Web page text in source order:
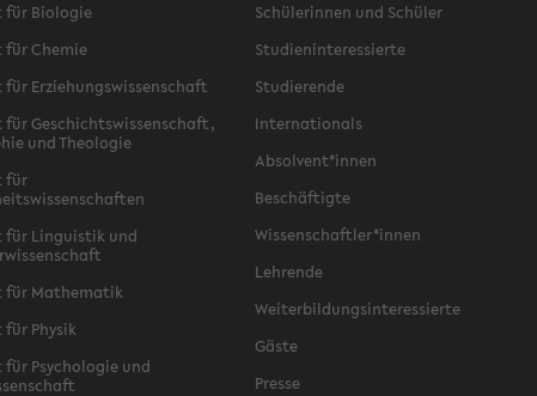
für Biologie
Chemie
Erziehungswissenschaft
Geschichtswissenschaft,
und Theologie
für
für Linguistik und
für Mathematik
Physik
Psychologie und
Schülerinnen und Schüler
Studieninteressierte
Studierende
Internationals
Absolvent*innen
Beschäftigte
Wissenschaftler*innen
Lehrende
Weiterbildungsinteressierte
Gäste
Presse